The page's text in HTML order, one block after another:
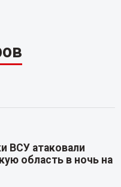
ВСУ атаковали
область в ночь на